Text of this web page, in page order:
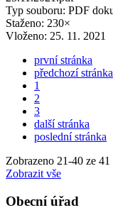
Typ souboru: PDF
Staženo: 230×
Vloženo: 25. 11. 2021
první stránka
předchozí stránka
1
2
3
další stránka
poslední stránka
Zobrazeno 21-40 ze 41
Zobrazit vše
Obecní úřad